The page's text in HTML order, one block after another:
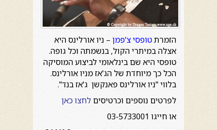
הזמרתטופסי צ'פמן – ניו אורלינס היא
אצלה במיתרי הקול, בנשמתה וכל גופה.
טופסי היא שם בינלאומי לביצוע המוסיקה
הכל כך מיוחדת של הג'אז מניו אורלינס.
בלווי "ניו אורלינס פאנקשן ג'אז בנד".
לפרטים נוספים וכרטיסים לחצו כאן
או חייגו 03-5733001